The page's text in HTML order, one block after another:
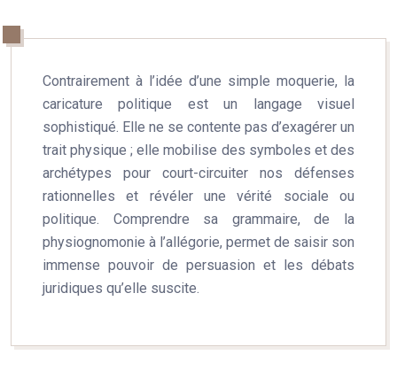
Contrairement à l’idée d’une simple moquerie, la
caricature politique est un langage visuel
sophistiqué. Elle ne se contente pas d’exagérer un
trait physique ; elle mobilise des symboles et des
archétypes pour court-circuiter nos défenses
rationnelles et révéler une vérité sociale ou
politique. Comprendre sa grammaire, de la
physiognomonie à l’allégorie, permet de saisir son
immense pouvoir de persuasion et les débats
juridiques qu’elle suscite.